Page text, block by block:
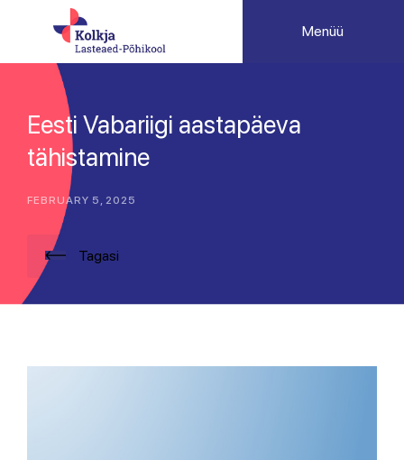
Menüü
Eesti Vabariigi aastapäeva
tähistamine
FEBRUARY 5, 2025
Tagasi